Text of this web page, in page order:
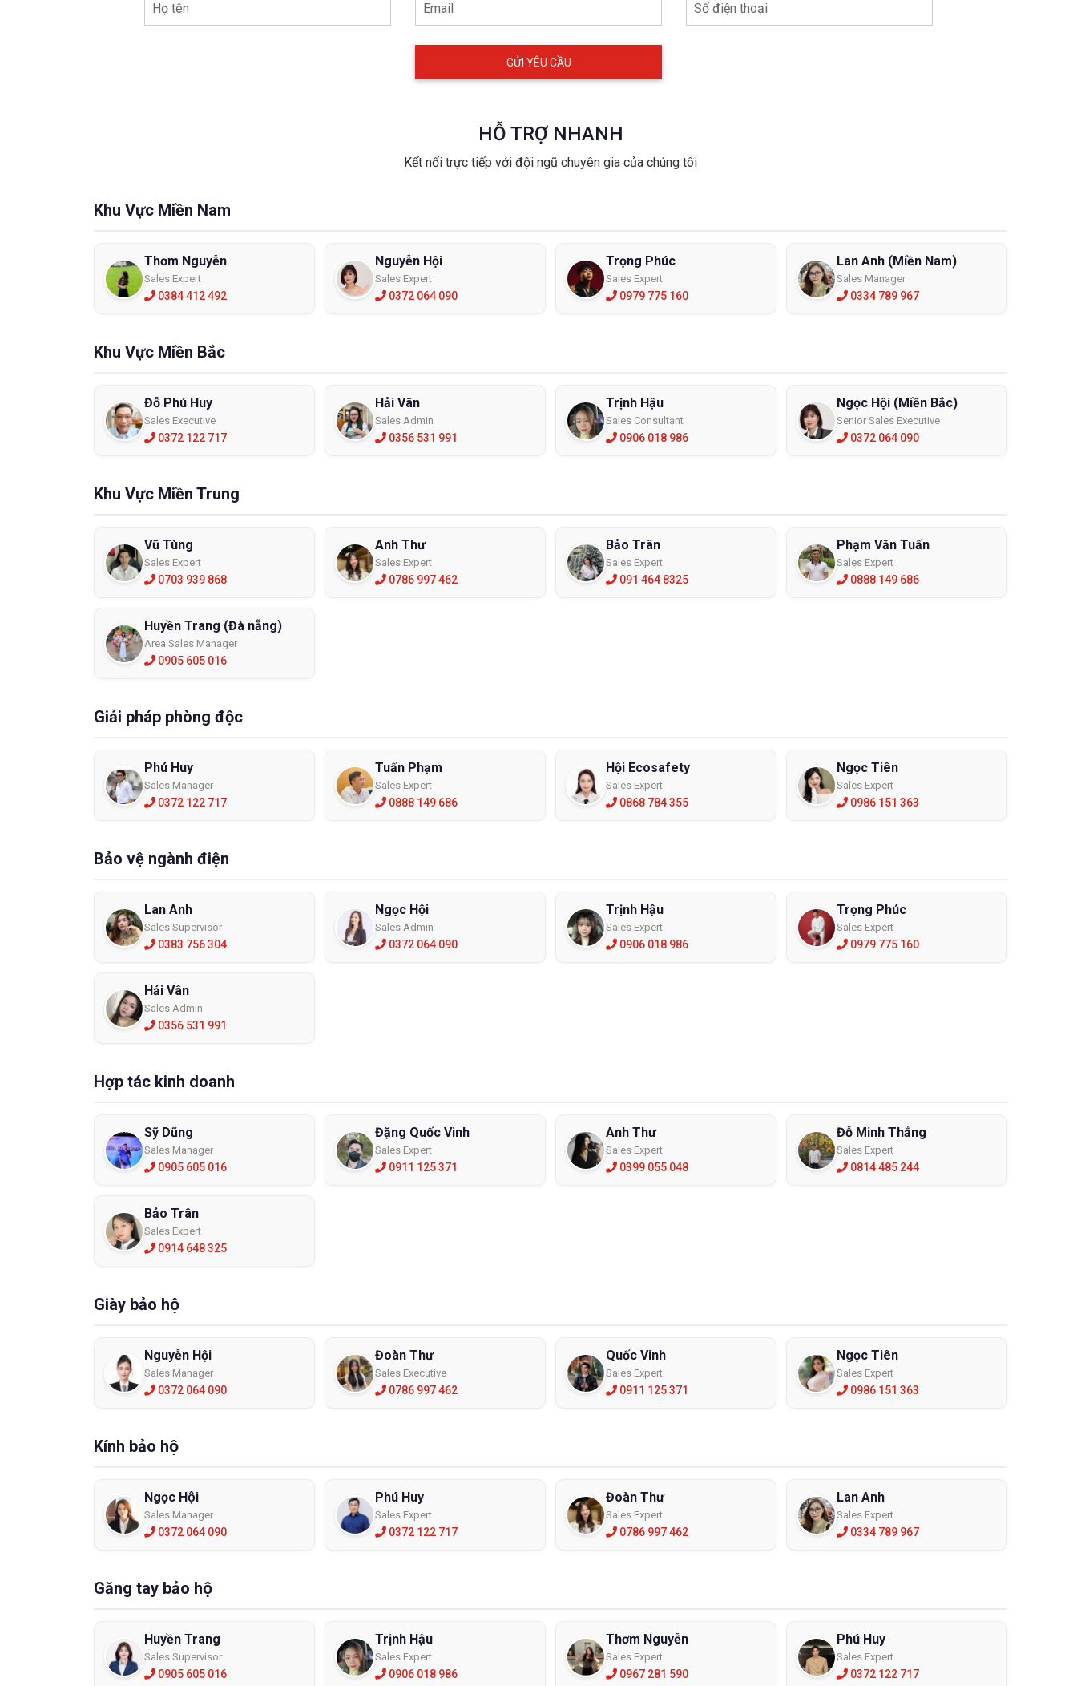
Họ tên Email Số điện thoại
HỖ TRỢ NHANH
Kết nối trực tiếp với đội ngũ chuyên gia của chúng tôi
Khu Vực Miền Nam
Thơm Nguyễn
Sales Expert
0384 412 492
Nguyễn Hội
Sales Expert
0372 064 090
Trọng Phúc
Sales Expert
0979 775 160
Lan Anh (Miền Nam)
Sales Manager
0334 789 967
Khu Vực Miền Bắc
Đỗ Phú Huy
Sales Executive
0372 122 717
Hải Vân
Sales Admin
0356 531 991
Trịnh Hậu
Sales Consultant
0906 018 986
Ngọc Hội (Miền Bắc)
Senior Sales Executive
0372 064 090
Khu Vực Miền Trung
Vũ Tùng
Sales Expert
0703 939 868
Anh Thư
Sales Expert
0786 997 462
Bảo Trân
Sales Expert
091 464 8325
Phạm Văn Tuấn
Sales Expert
0888 149 686
Huyền Trang (Đà nẵng)
Area Sales Manager
0905 605 016
Giải pháp phòng độc
Phú Huy
Sales Manager
0372 122 717
Tuấn Phạm
Sales Expert
0888 149 686
Hội Ecosafety
Sales Expert
0868 784 355
Ngọc Tiên
Sales Expert
0986 151 363
Bảo vệ ngành điện
Lan Anh
Sales Supervisor
0383 756 304
Ngọc Hội
Sales Admin
0372 064 090
Trịnh Hậu
Sales Expert
0906 018 986
Trọng Phúc
Sales Expert
0979 775 160
Hải Vân
Sales Admin
0356 531 991
Hợp tác kinh doanh
Sỹ Dũng
Sales Manager
0905 605 016
Đặng Quốc Vinh
Sales Expert
0911 125 371
Anh Thư
Sales Expert
0399 055 048
Đỗ Minh Thắng
Sales Expert
0814 485 244
Bảo Trân
Sales Expert
0914 648 325
Giày bảo hộ
Nguyễn Hội
Sales Manager
0372 064 090
Đoàn Thư
Sales Executive
0786 997 462
Quốc Vinh
Sales Expert
0911 125 371
Ngọc Tiên
Sales Expert
0986 151 363
Kính bảo hộ
Ngọc Hội
Sales Manager
0372 064 090
Phú Huy
Sales Expert
0372 122 717
Đoàn Thư
Sales Expert
0786 997 462
Lan Anh
Sales Expert
0334 789 967
Găng tay bảo hộ
Huyền Trang
Sales Supervisor
0905 605 016
Trịnh Hậu
Sales Expert
0906 018 986
Thơm Nguyễn
Sales Expert
0967 281 590
Phú Huy
Sales Expert
0372 122 717